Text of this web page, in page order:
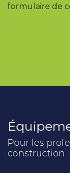
formulaire de
Pour les
construction